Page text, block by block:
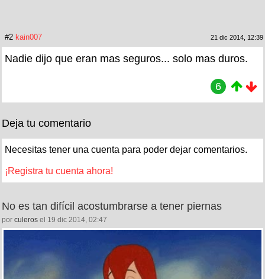
#2 kain007 21 dic 2014, 12:39
Nadie dijo que eran mas seguros... solo mas duros.
6
Deja tu comentario
Necesitas tener una cuenta para poder dejar comentarios.
¡Registra tu cuenta ahora!
No es tan difícil acostumbrarse a tener piernas
por culeros el 19 dic 2014, 02:47